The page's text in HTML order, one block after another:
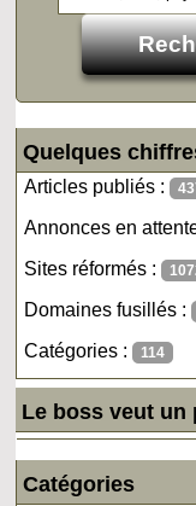
Quelques
Articles publiés :
Annonces en
Sites réformés :
Domaines fusillés :
Catégories : 114
Le boss veut
Catégories